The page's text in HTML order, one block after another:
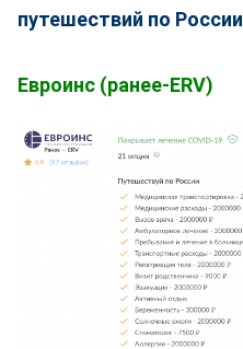
путешествий по России
Евроинс (ранее-ERV)